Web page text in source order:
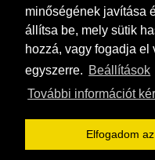
minőségének javítása
állítsa be, mely sütik
hozzá, vagy fogadja el
egyszerre. Beállítások
További információt
Elfogadom